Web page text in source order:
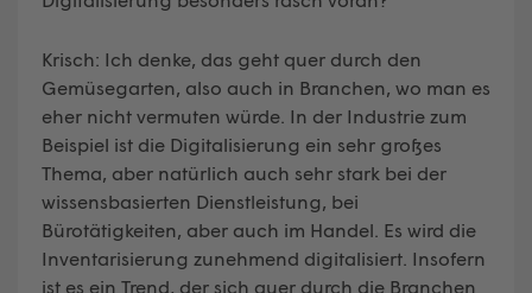
Krisch: Ich denke, das geht quer durch den
Gemüsegarten, also auch in Branchen, wo man es
eher nicht vermuten würde. In der Industrie zum
Beispiel ist die Digitalisierung ein sehr großes
Thema, aber natürlich auch sehr stark bei der
wissensbasierten Dienstleistung, bei
Bürotätigkeiten, aber auch im Handel. Es wird die
Inventarisierung zunehmend digitalisiert. Insofern
ist es ein Trend, der sich quer durch die Branchen